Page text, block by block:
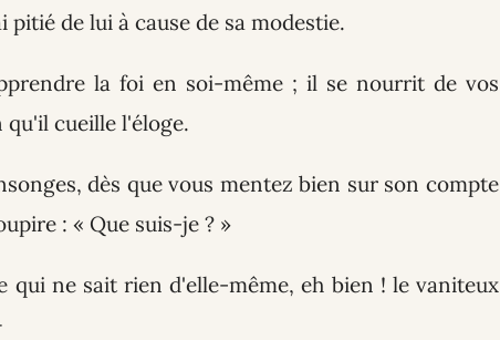
de lui à cause de sa modestie.
la foi en soi-même ; il se nourrit de vos
cueille l'éloge.
dès que vous mentez bien sur son compte
: « Que suis-je ? »
qui ne sait rien d'elle-même, eh bien ! le vaniteux